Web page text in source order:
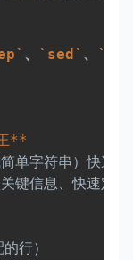
、 `sed` 、
王**
的行）